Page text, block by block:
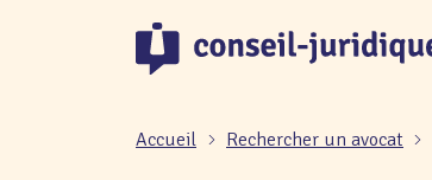
Accueil Rechercher un avocat